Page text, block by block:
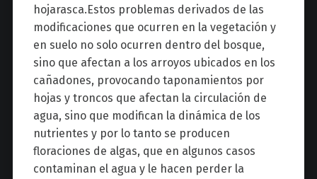
hojarasca.Estos problemas derivados de las
modificaciones que ocurren en la vegetación y
en suelo no solo ocurren dentro del bosque,
sino que afectan a los arroyos ubicados en los
cañadones, provocando taponamientos por
hojas y troncos que afectan la circulación de
agua, sino que modifican la dinámica de los
nutrientes y por lo tanto se producen
floraciones de algas, que en algunos casos
contaminan el agua y le hacen perder la